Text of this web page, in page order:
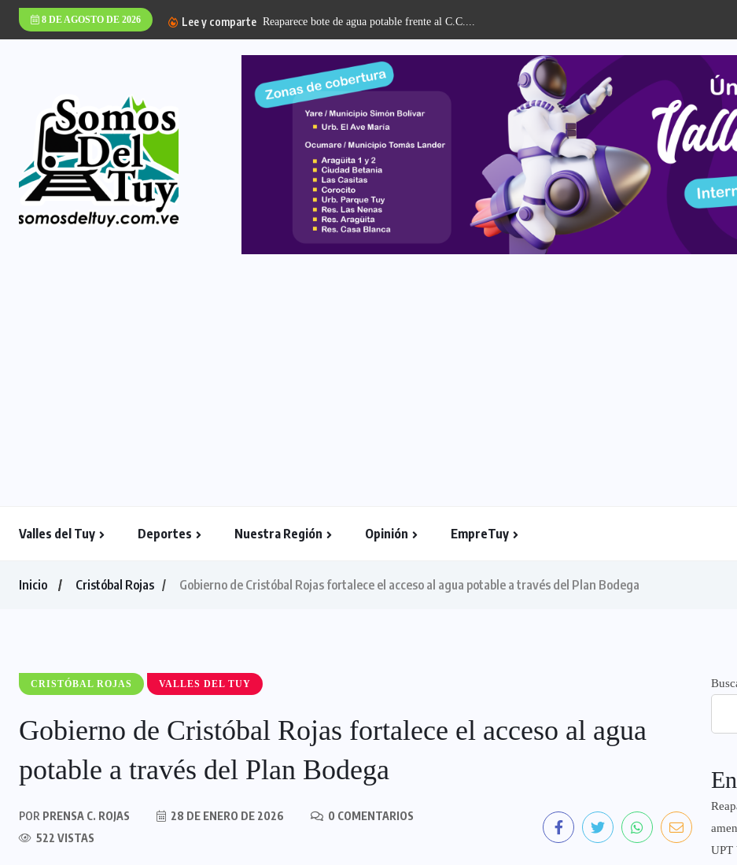
8 DE AGOSTO DE 2026 Lee y comparte Reaparece bote de agua potable frente al C.C....
Valles del Tuy Deportes Nuestra Región Opinión EmpreTuy
Inicio Cristóbal Rojas Gobierno de Cristóbal Rojas fortalece el acceso al agua potable a través del Plan Bodega
CRISTÓBAL ROJAS VALLES DEL TUY
Gobierno de Cristóbal Rojas fortalece el acceso al agua
potable a través del Plan Bodega
POR PRENSA C. ROJAS 28 DE ENERO DE 2026
0 COMENTARIOS
522 VISTAS
UPT